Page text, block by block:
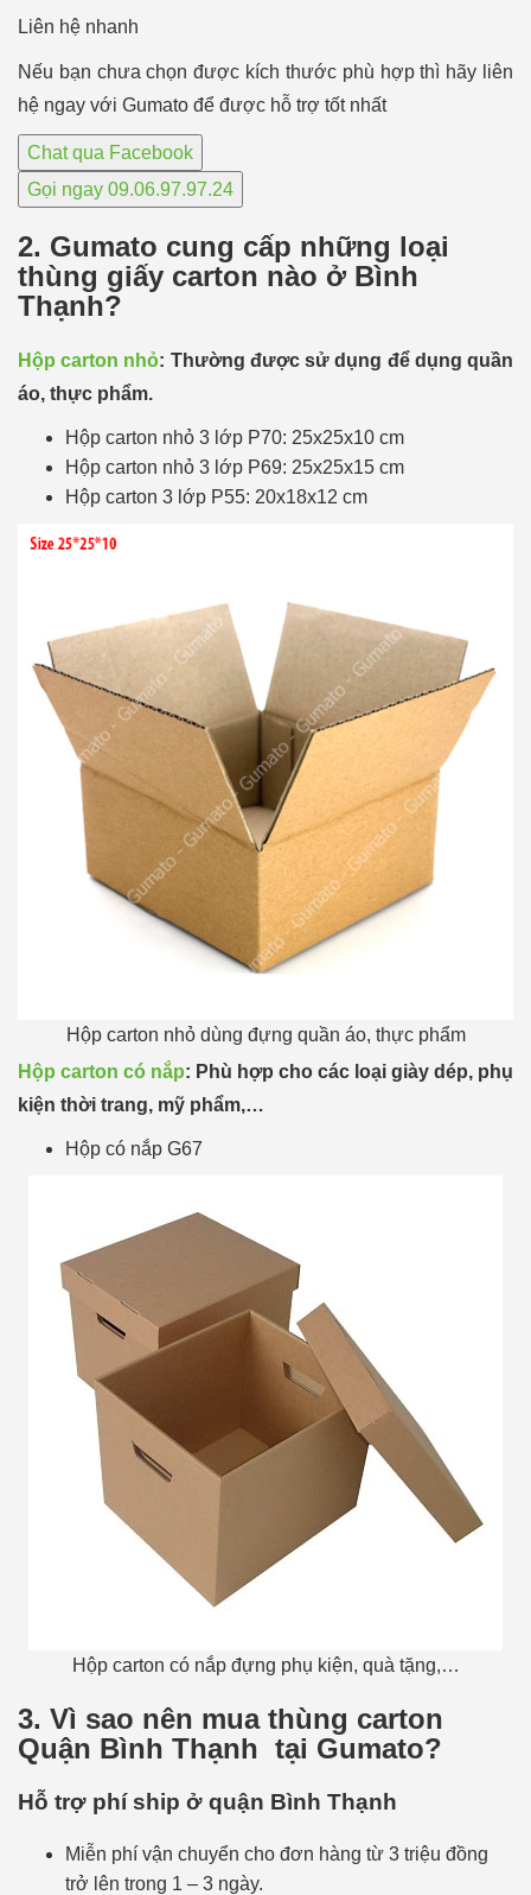
Liên hệ nhanh
Nếu bạn chưa chọn được kích thước phù hợp thì hãy liên
hệ ngay với Gumato để được hỗ trợ tốt nhất
Chat qua Facebook
Gọi ngay 09.06.97.97.24
2. Gumato cung cấp những loại
thùng giấy carton nào ở Bình
Thạnh?
Hộp carton nhỏ: Thường được sử dụng để dụng quần
áo, thực phẩm.
Hộp carton nhỏ 3 lớp P70: 25x25x10 cm
Hộp carton nhỏ 3 lớp P69: 25x25x15 cm
Hộp carton 3 lớp P55: 20x18x12 cm
Hộp carton nhỏ dùng đựng quần áo, thực phẩm
Hộp carton có nắp: Phù hợp cho các loại giày dép, phụ
kiện thời trang, mỹ phẩm,…
Hộp có nắp G67
Hộp carton có nắp đựng phụ kiện, quà tặng,…
3. Vì sao nên mua thùng carton
Quận Bình Thạnh tại Gumato?
Hỗ trợ phí ship ở quận Bình Thạnh
Miễn phí vận chuyển cho đơn hàng từ 3 triệu đồng
trở lên trong 1 – 3 ngày.